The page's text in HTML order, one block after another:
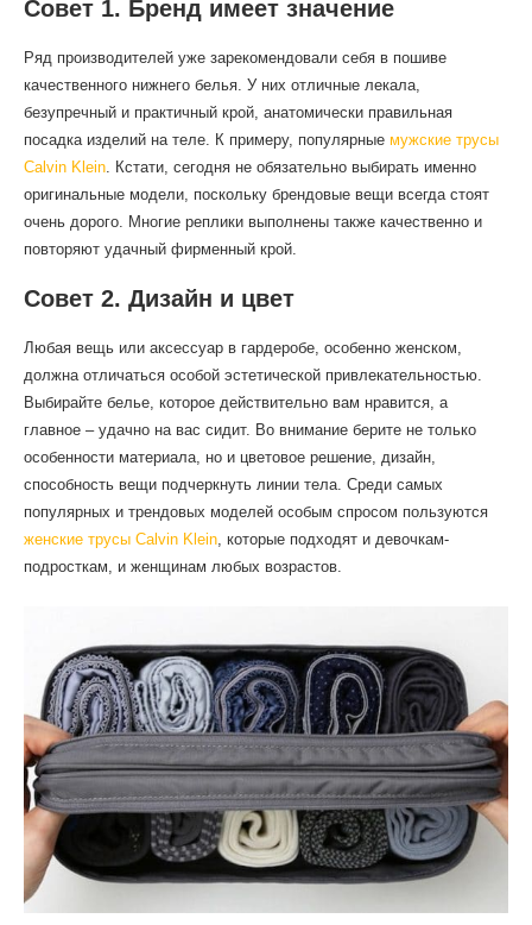
Совет 1. Бренд имеет значение
Ряд производителей уже зарекомендовали себя в пошиве
качественного нижнего белья. У них отличные лекала,
безупречный и практичный крой, анатомически правильная
посадка изделий на теле. К примеру, популярные мужские трусы
Calvin Klein. Кстати, сегодня не обязательно выбирать именно
оригинальные модели, поскольку брендовые вещи всегда стоят
очень дорого. Многие реплики выполнены также качественно и
повторяют удачный фирменный крой.
Совет 2. Дизайн и цвет
Любая вещь или аксессуар в гардеробе, особенно женском,
должна отличаться особой эстетической привлекательностью.
Выбирайте белье, которое действительно вам нравится, а
главное – удачно на вас сидит. Во внимание берите не только
особенности материала, но и цветовое решение, дизайн,
способность вещи подчеркнуть линии тела. Среди самых
популярных и трендовых моделей особым спросом пользуются
женские трусы Calvin Klein, которые подходят и девочкам-
подросткам, и женщинам любых возрастов.